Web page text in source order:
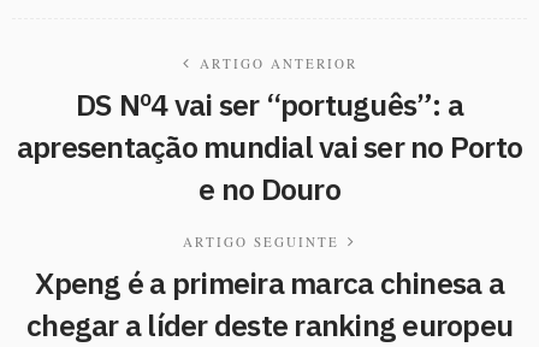
ARTIGO ANTERIOR
DS Nº4 vai ser “português”: a
apresentação mundial vai ser no Porto
e no Douro
ARTIGO SEGUINTE
Xpeng é a primeira marca chinesa a
chegar a líder deste ranking europeu